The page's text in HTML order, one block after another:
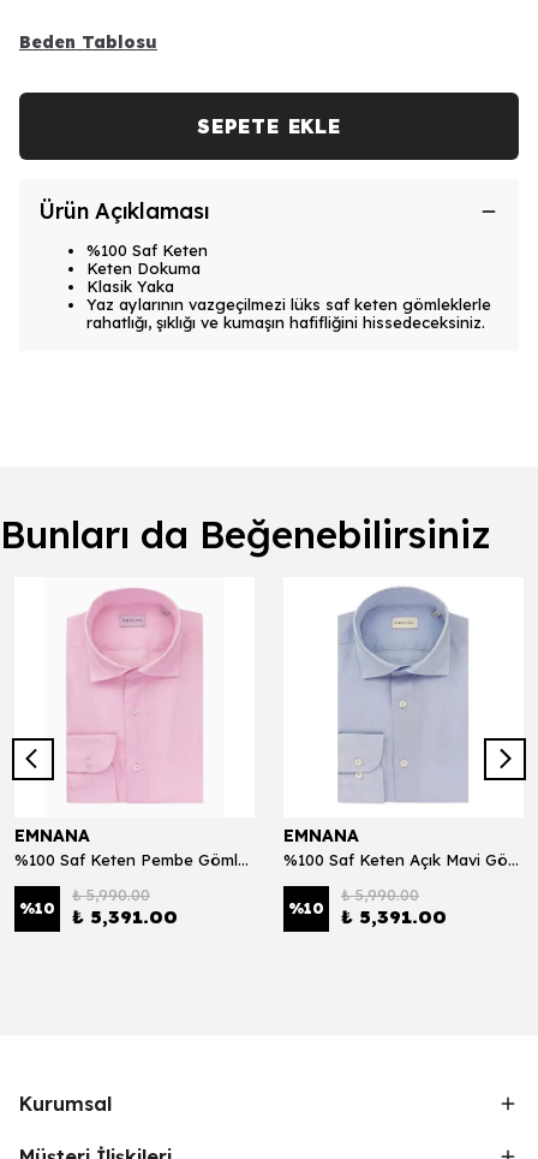
Beden Tablosu
SEPETE EKLE
Ürün Açıklaması
%100 Saf Keten
Keten Dokuma
Klasik Yaka
Yaz aylarının vazgeçilmezi lüks saf keten gömleklerle
rahatlığı, şıklığı ve kumaşın hafifliğini hissedeceksiniz.
Bunları da Beğenebilirsiniz
EMNANA
%100 Saf Keten Pembe Gömlek
%10
₺ 5,990.00
₺ 5,391.00
EMNANA
%100 Saf Keten Açık Mavi Gömlek
%10
₺ 5,990.00
₺ 5,391.00
Kurumsal